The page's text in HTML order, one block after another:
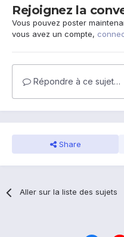
Rejoignez la
Vous pouvez poster
vous avez un compte,
Répondre à ce sujet…
Share
Aller sur la liste des sujets